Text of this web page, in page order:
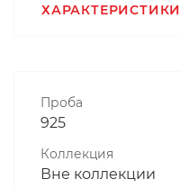
ХАРАКТЕРИСТИКИ
Проба
925
Коллекция
Вне коллекции